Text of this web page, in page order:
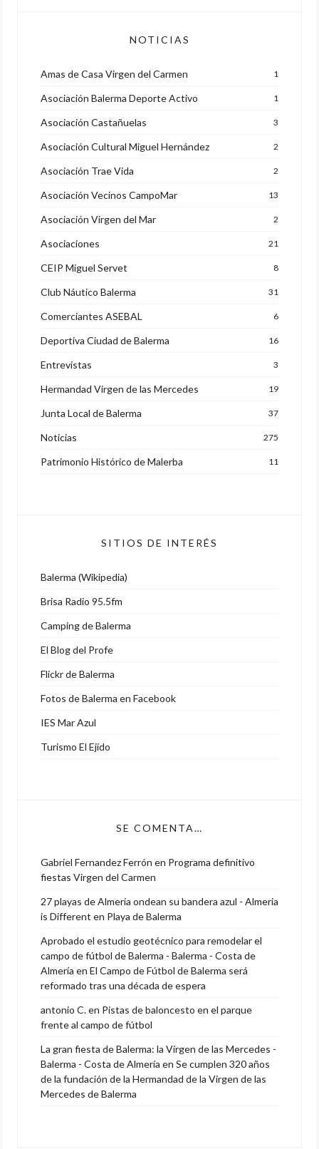
NOTICIAS
Amas de Casa Virgen del Carmen 1
Asociación Balerma Deporte Activo 1
Asociación Castañuelas 3
Asociación Cultural Miguel Hernández 2
Asociación Trae Vida 2
Asociación Vecinos CampoMar 13
Asociación Virgen del Mar 2
Asociaciones 21
CEIP Miguel Servet 8
Club Náutico Balerma 31
Comerciantes ASEBAL 6
Deportiva Ciudad de Balerma 16
Entrevistas 3
Hermandad Virgen de las Mercedes 19
Junta Local de Balerma 37
Noticias 275
Patrimonio Histórico de Malerba 11
SITIOS DE INTERÉS
Balerma (Wikipedia)
Brisa Radio 95.5fm
Camping de Balerma
El Blog del Profe
Flickr de Balerma
Fotos de Balerma en Facebook
IES Mar Azul
Turismo El Ejido
SE COMENTA…
Gabriel Fernandez Ferrón en Programa definitivo
fiestas Virgen del Carmen
27 playas de Almería ondean su bandera azul - Almeria
is Different en Playa de Balerma
Aprobado el estudio geotécnico para remodelar el
campo de fútbol de Balerma - Balerma - Costa de
Almería en El Campo de Fútbol de Balerma será
reformado tras una década de espera
antonio C.en Pistas de baloncesto en el parque
frente al campo de fútbol
La gran fiesta de Balerma: la Virgen de las Mercedes -
Balerma - Costa de Almería en Se cumplen 320 años
de la fundación de la Hermandad de la Virgen de las
Mercedes de Balerma